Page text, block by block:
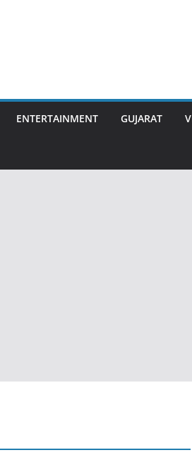
ENTERTAINMENT GUJARAT